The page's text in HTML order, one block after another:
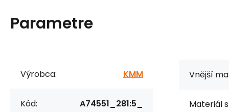
Parametre
Výrobca: KMM
Kód: A74551_281:5_
Vnější
Materiál